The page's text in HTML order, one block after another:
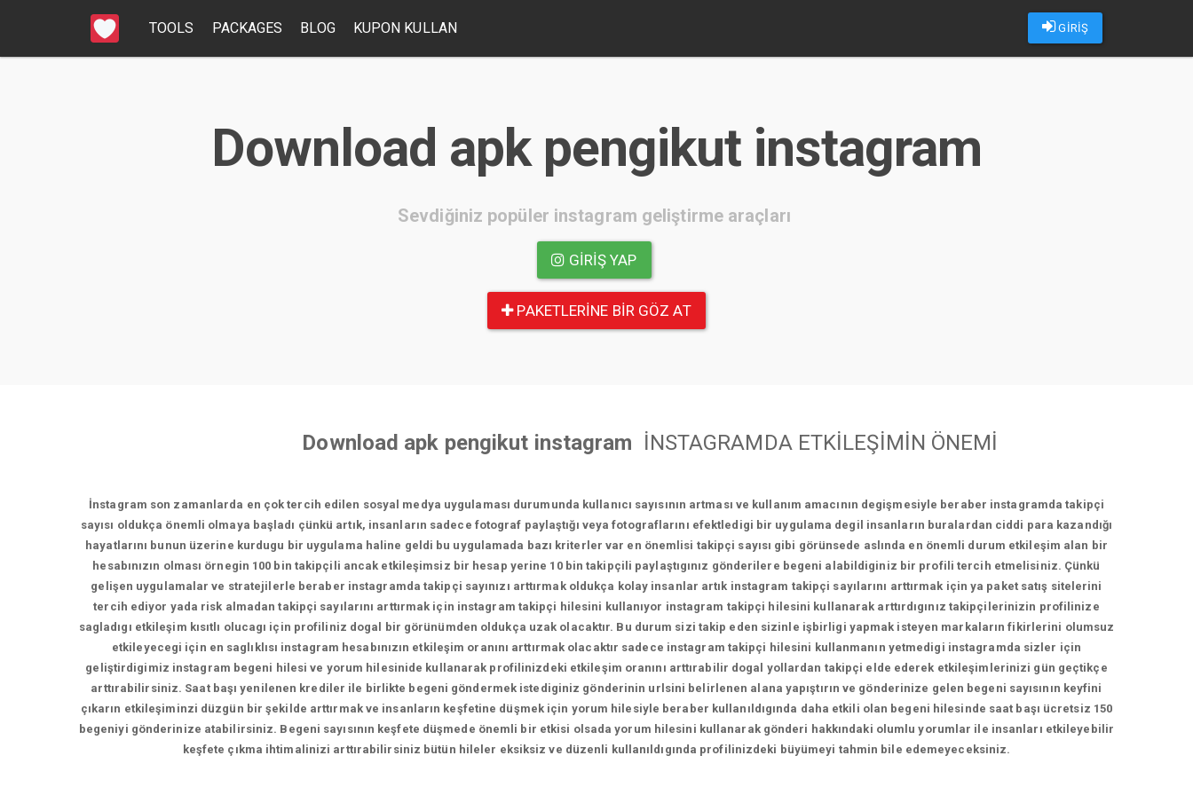
GİRİŞ
TOOLS PACKAGES BLOG KUPON KULLAN
Download apk pengikut instagram
Sevdiğiniz popüler instagram geliştirme araçları
GIRIŞ YAP
PAKETLERINE BIR GÖZ AT
Download apk pengikut instagram İNSTAGRAMDA ETKİLEŞİMİN ÖNEMİ
İnstagram son zamanlarda en çok tercih edilen sosyal medya uygulaması durumunda kullanıcı sayısının artması ve kullanım amacının degişmesiyle beraber instagramda takipçi
sayısı oldukça önemli olmaya başladı çünkü artık, insanların sadece fotograf paylaştığı veya fotograflarını efektledigi bir uygulama degil insanların buralardan ciddi para kazandığı
hayatlarını bunun üzerine kurdugu bir uygulama haline geldi bu uygulamada bazı kriterler var en önemlisi takipçi sayısı gibi görünsede aslında en önemli durum etkileşim alan bir
hesabınızın olması örnegin 100 bin takipçili ancak etkileşimsiz bir hesap yerine 10 bin takipçili paylaştıgınız gönderilere begeni alabildiginiz bir profili tercih etmelisiniz. Çünkü
gelişen uygulamalar ve stratejilerle beraber instagramda takipçi sayınızı arttırmak oldukça kolay insanlar artık instagram takipçi sayılarını arttırmak için ya paket satış sitelerini
tercih ediyor yada risk almadan takipçi sayılarını arttırmak için instagram takipçi hilesini kullanıyor instagram takipçi hilesini kullanarak arttırdıgınız takipçilerinizin profilinize
sagladıgı etkileşim kısıtlı olucagı için profiliniz dogal bir görünümden oldukça uzak olacaktır. Bu durum sizi takip eden sizinle işbirligi yapmak isteyen markaların fikirlerini olumsuz
etkileyecegi için en saglıklısı instagram hesabınızın etkileşim oranını arttırmak olacaktır sadece instagram takipçi hilesini kullanmanın yetmedigi instagramda sizler için
geliştirdigimiz instagram begeni hilesi ve yorum hilesinide kullanarak profilinizdeki etkileşim oranını arttırabilir dogal yollardan takipçi elde ederek etkileşimlerinizi gün geçtikçe
arttırabilirsiniz. Saat başı yenilenen krediler ile birlikte begeni göndermek istediginiz gönderinin urlsini belirlenen alana yapıştırın ve gönderinize gelen begeni sayısının keyfini
çıkarın etkileşiminzi düzgün bir şekilde arttırmak ve insanların keşfetine düşmek için yorum hilesiyle beraber kullanıldıgında daha etkili olan begeni hilesinde saat başı ücretsiz 150
begeniyi gönderinize atabilirsiniz. Begeni sayısının keşfete düşmede önemli bir etkisi olsada yorum hilesini kullanarak gönderi hakkındaki olumlu yorumlar ile insanları etkileyebilir
keşfete çıkma ihtimalinizi arttırabilirsiniz bütün hileler eksiksiz ve düzenli kullanıldıgında profilinizdeki büyümeyi tahmin bile edemeyeceksiniz.